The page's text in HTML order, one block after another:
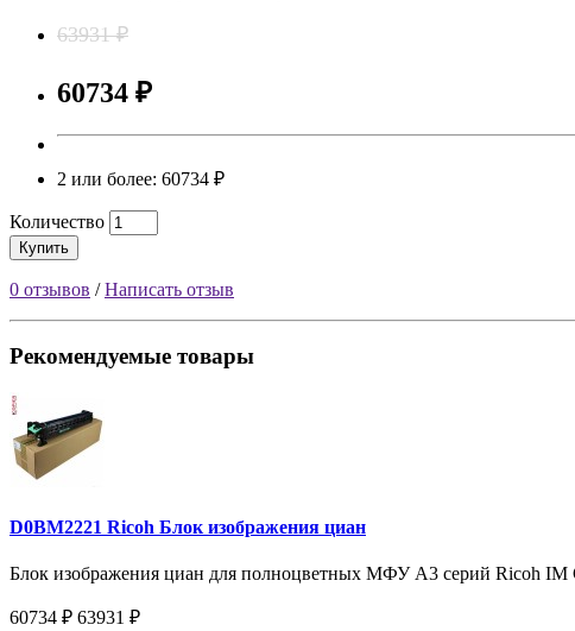
63931 ₽
60734 ₽
2 или более: 60734 ₽
Количество
Купить
0 отзывов /Написать отзыв
Рекомендуемые товары
D0BM2221 Ricoh Блок изображения циан
Блок изображения циан для полноцветных МФУ A3 серий Ricoh
60734 ₽ 63931 ₽